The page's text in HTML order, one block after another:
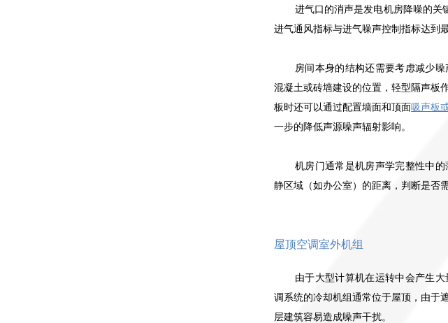
能是致命的危险。一氧化碳无
化碳浓度水平可能会增加到危
IAC的Colpro-Kat净化器
Acoustics使用高质量不锈钢制
同的热膨胀率，以消除由于热
巴斯夫等国际品牌产品，也可
进气口的消声是发电机房降噪的关
进气通风指标与进气噪声控制指标达到
房间本身的结构还需要考虑减少
混凝土或砖墙建设的位置，轻型隔声板
板时还可以通过配置墙面和顶面 吸声板
一步的降低声源噪声辐射影响。
机房门通常是机房声学完整性中
静区域（如办公室）的距离，判断是否
屋顶空调室外机组
由于大型计算机在运转中会产生
调系统的冷却机组通常位于屋顶，由于
层建筑容易造成噪声干扰。